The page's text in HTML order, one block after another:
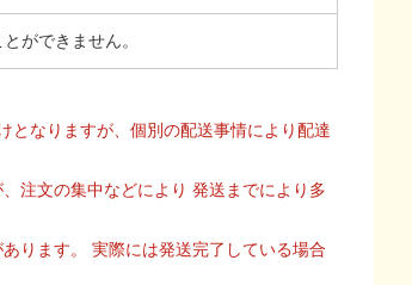
ができません。
となりますが、個別の配送事情により配達
注文の集中などにより 発送までにより多
ります。 実際には発送完了している場合